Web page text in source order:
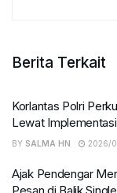
Berita Terkait
Korlantas Polri
Lewat
BY SALMA HN 2026/
Ajak Pendengar